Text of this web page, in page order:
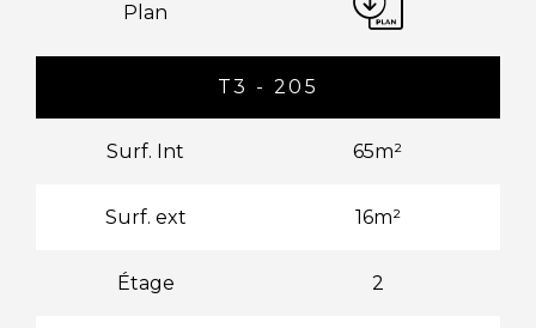
Plan
T3 - 205
Surf. Int 65m²
Surf. ext 16m²
Étage 2